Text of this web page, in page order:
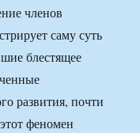
членов
саму суть
блестящее
развития, почти
феномен